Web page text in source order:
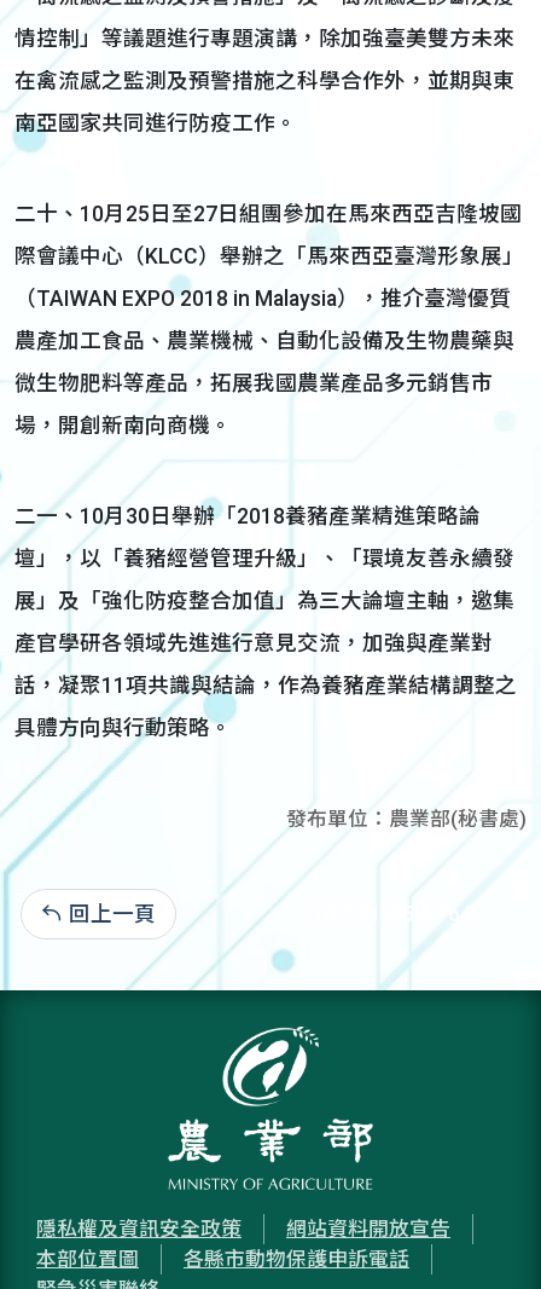
情控制」等議題進行專題演講，除加強臺美雙方未來
在禽流感之監測及預警措施之科學合作外，並期與東
南亞國家共同進行防疫工作。
二十、10月25日至27日組團參加在馬來西亞吉隆坡國
際會議中心（KLCC）舉辦之「馬來西亞臺灣形象展」
（TAIWAN EXPO 2018 in Malaysia），推介臺灣優質
農產加工食品、農業機械、自動化設備及生物農藥與
微生物肥料等產品，拓展我國農業產品多元銷售市
場，開創新南向商機。
二一、10月30日舉辦「2018養豬產業精進策略論
壇」，以「養豬經營管理升級」、「環境友善永續發
展」及「強化防疫整合加值」為三大論壇主軸，邀集
產官學研各領域先進進行意見交流，加強與產業對
話，凝聚11項共識與結論，作為養豬產業結構調整之
具體方向與行動策略。
發布單位：農業部(秘書處)
回上一頁 107-11-05:4,764
隱私權及資訊安全政策
網站資料開放宣告
本部位置圖
各縣市動物保護申訴電話